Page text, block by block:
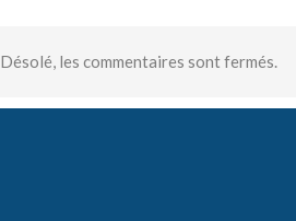
Désolé, les commentaires sont fermés.